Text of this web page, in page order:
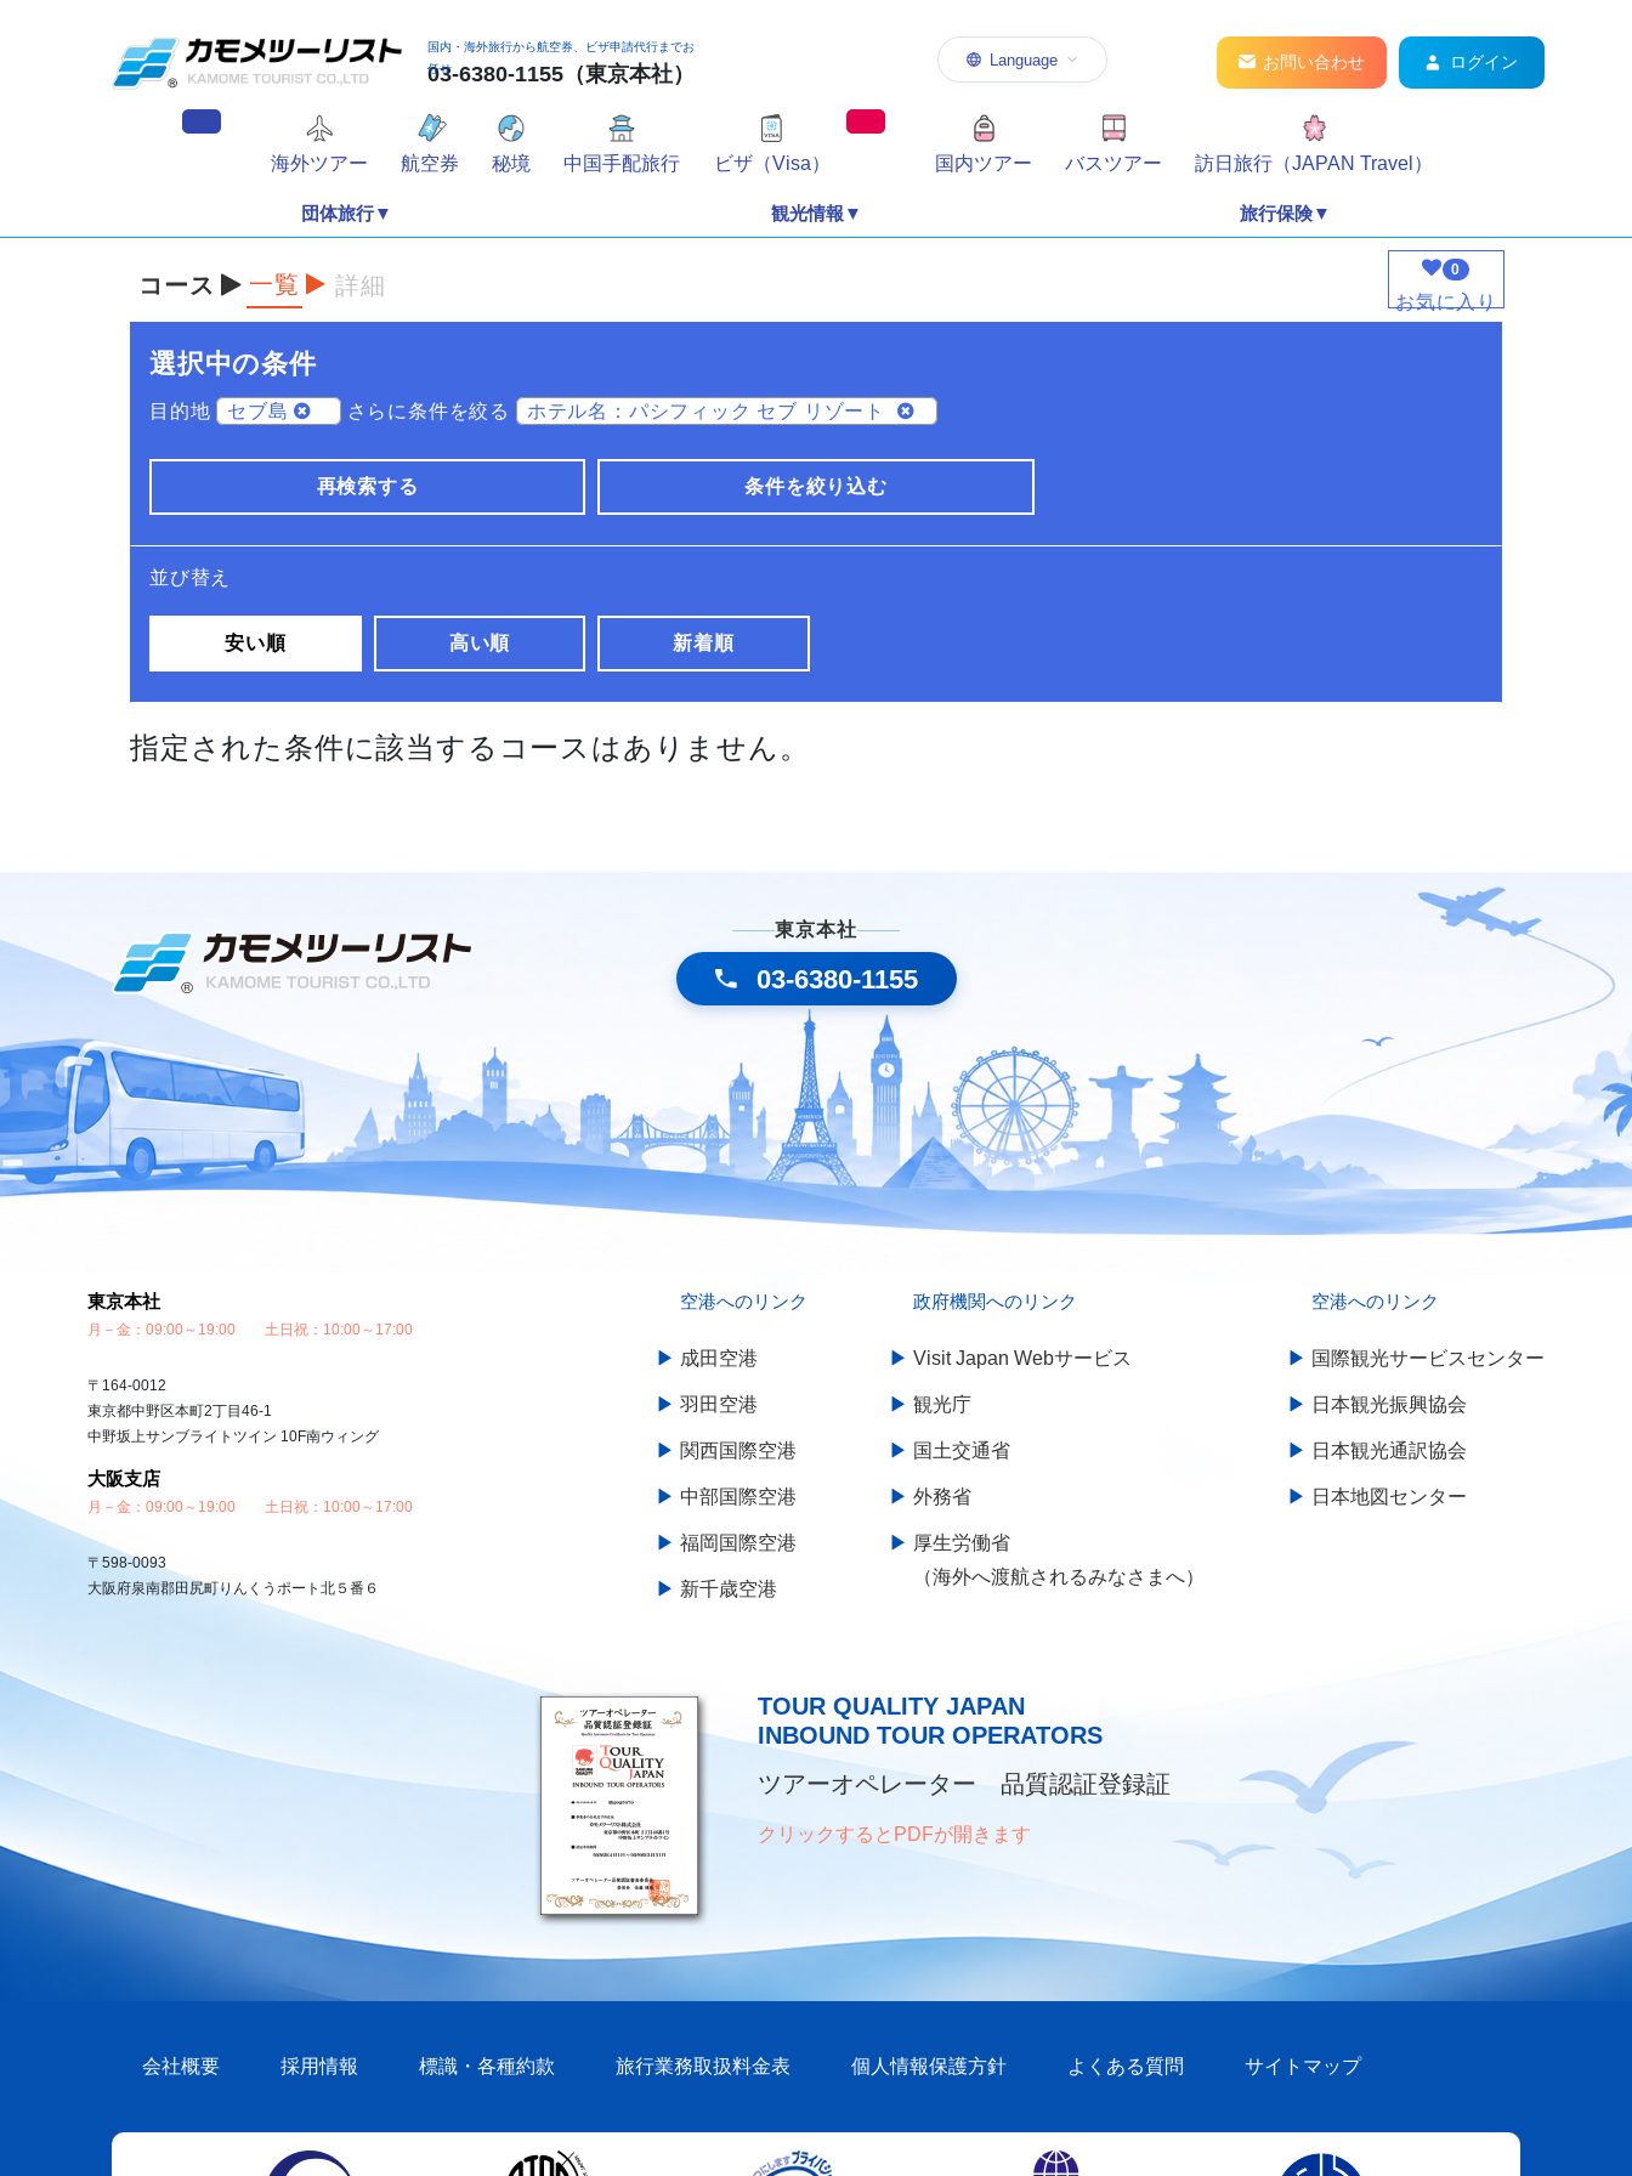
Language
国内・海外旅行から航空券、ビザ申請代行までお
任せ
03-6380-1155（東京本社）
お問い合わせ ログイン
海外ツアー 航空券 秘境 中国手配旅行 ビザ（Visa） 国内ツアー バスツアー 訪日旅行（JAPAN Travel）
団体旅行▼ 観光情報▼ 旅行保険▼
コース 一覧 詳細
0
お気に入り
選択中の条件
目的地 セブ島 さらに条件を絞る ホテル名：パシフィック セブ リゾート
再検索する 条件を絞り込む
並び替え
安い順 高い順 新着順
指定された条件に該当するコースはありません。
東京本社
03-6380-1155
東京本社
月－金：09:00～19:00 土日祝：10:00～17:00
〒164-0012
東京都中野区本町2丁目46-1
中野坂上サンブライトツイン 10F南ウィング
大阪支店
月－金：09:00～19:00 土日祝：10:00～17:00
〒598-0093
大阪府泉南郡田尻町りんくうポート北５番６
空港へのリンク
成田空港
羽田空港
関西国際空港
中部国際空港
福岡国際空港
新千歳空港
政府機関へのリンク
Visit Japan Webサービス
観光庁
国土交通省
外務省
厚生労働省
（海外へ渡航されるみなさまへ）
空港へのリンク
国際観光サービスセンター
日本観光振興協会
日本観光通訳協会
日本地図センター
TOUR QUALITY JAPAN
INBOUND TOUR OPERATORS
ツアーオペレーター 品質認証登録証
クリックするとPDFが開きます
会社概要 採用情報 標識・各種約款 旅行業務取扱料金表 個人情報保護方針 よくある質問 サイトマップ